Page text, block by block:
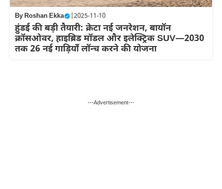
ByRoshan Ekka 2025-11-10
हुंडई की बड़ी तैयारी: क्रेटा नई जनरेशन, बायॉन
क्रॉसओवर, हाइब्रिड मॉडल और इलेक्ट्रिक SUV—2030
तक 26 नई गाड़ियाँ लॉन्च करने की योजना
---Advertisement---